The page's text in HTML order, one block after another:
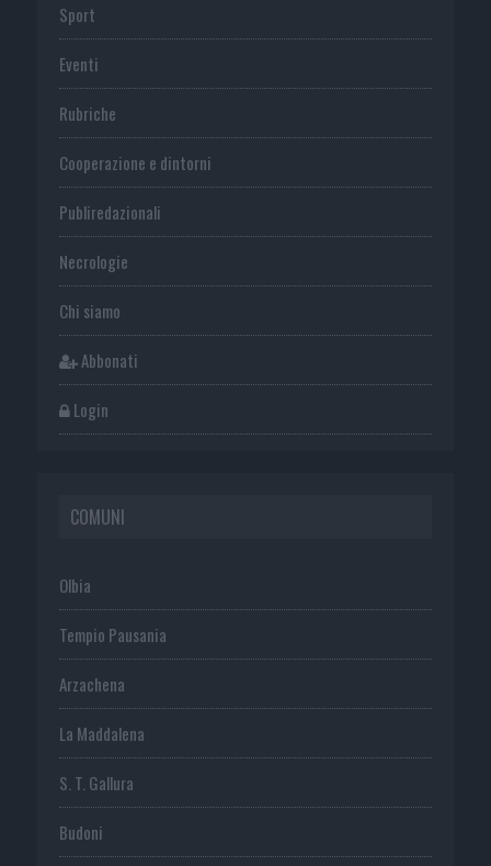
Sport
Eventi
Rubriche
Cooperazione e dintorni
Publiredazionali
Necrologie
Chi siamo
Abbonati
Login
COMUNI
Olbia
Tempio Pausania
Arzachena
La Maddalena
S. T. Gallura
Budoni